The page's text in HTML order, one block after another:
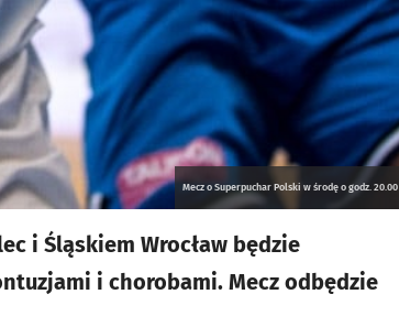
Mecz o Superpuchar Polski w środę o godz. 20.00
i Śląskiem Wrocław będzie
i chorobami. Mecz odbędzie